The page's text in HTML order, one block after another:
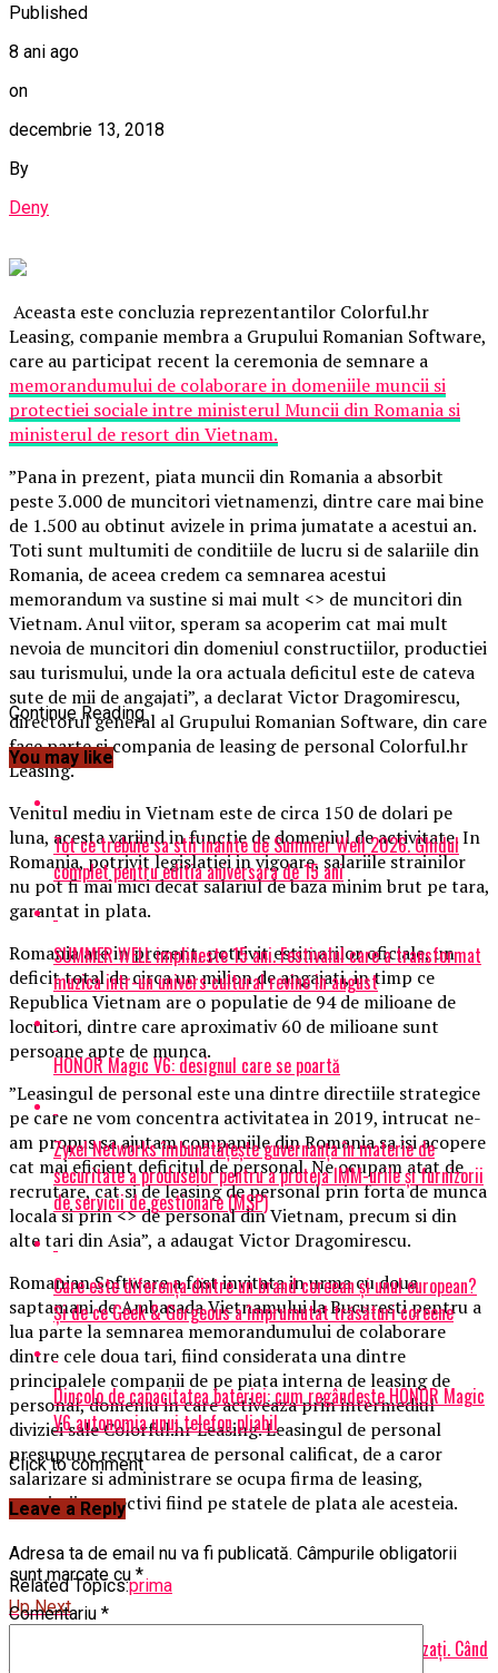
Published
8 ani ago
on
decembrie 13, 2018
By
Deny
Aceasta este concluzia reprezentantilor Colorful.hr
Leasing, companie membra a Grupului Romanian Software,
care au participat recent la ceremonia de semnare a
memorandumului de colaborare in domeniile muncii si
protectiei sociale intre ministerul Muncii din Romania si
ministerul de resort din Vietnam.
”Pana in prezent, piata muncii din Romania a absorbit
peste 3.000 de muncitori vietnamenzi, dintre care mai bine
de 1.500 au obtinut avizele in prima jumatate a acestui an.
Toti sunt multumiti de conditiile de lucru si de salariile din
Romania, de aceea credem ca semnarea acestui
memorandum va sustine si mai mult <> de muncitori din
Vietnam. Anul viitor, speram sa acoperim cat mai mult
nevoia de muncitori din domeniul constructiilor, productiei
sau turismului, unde la ora actuala deficitul este de cateva
sute de mii de angajati”, a declarat Victor Dragomirescu,
directorul general al Grupului Romanian Software, din care
face parte si compania de leasing de personal Colorful.hr
Leasing.
Venitul mediu in Vietnam este de circa 150 de dolari pe
luna, acesta variind in functie de domeniul de activitate. In
Romania, potrivit legislatiei in vigoare, salariile strainilor
nu pot fi mai mici decat salariul de baza minim brut pe tara,
garantat in plata.
Romania are in prezent, potrivit estimarilor oficiale, un
deficit total de circa un milion de angajati, in timp ce
Republica Vietnam are o populatie de 94 de milioane de
locuitori, dintre care aproximativ 60 de milioane sunt
persoane apte de munca.
”Leasingul de personal este una dintre directiile strategice
pe care ne vom concentra activitatea in 2019, intrucat ne-
am propus sa ajutam companiile din Romania sa isi acopere
cat mai eficient deficitul de personal. Ne ocupam atat de
recrutare, cat si de leasing de personal prin forta de munca
locala si prin <> de personal din Vietnam, precum si din
alte tari din Asia”, a adaugat Victor Dragomirescu.
Romanian Software a fost invitata in urma cu doua
saptamani de Ambasada Vietnamului la Bucuresti pentru a
lua parte la semnarea memorandumului de colaborare
dintre cele doua tari, fiind considerata una dintre
principalele companii de pe piata interna de leasing de
personal, domeniu in care activeaza prin intermediul
diviziei sale Colorful.hr Leasing. Leasingul de personal
presupune recrutarea de personal calificat, de a caror
salarizare si administrare se ocupa firma de leasing,
angajatii respectivi fiind pe statele de plata ale acesteia.
Related Topics:prima
Up Next
Anunț de ultim moment de la Guvern! Toți pensionarii sunt vizați. Când
Continue Reading
You may like
Tot ce trebuie sa stii inainte de Summer Well 2026. Ghidul
complet pentru editia aniversara de 15 ani
SUMMER WELL implineste 15 ani. Festivalul care a transformat
muzica intr-un univers cultural revine in august
HONOR Magic V6: designul care se poartă
Zyxel Networks îmbunătățește guvernanța în materie de
securitate a produselor pentru a proteja IMM-urile și furnizorii
de servicii de gestionare (MSP)
Care este diferența dintre un brand coreean și unul european?
Și de ce Geek & Gorgeous a împrumutat trăsături coreene
Dincolo de capacitatea bateriei: cum regândește HONOR Magic
V6 autonomia unui telefon pliabil
Click to comment
Leave a Reply
Adresa ta de email nu va fi publicată. Câmpurile obligatorii
sunt marcate cu *
Comentariu *